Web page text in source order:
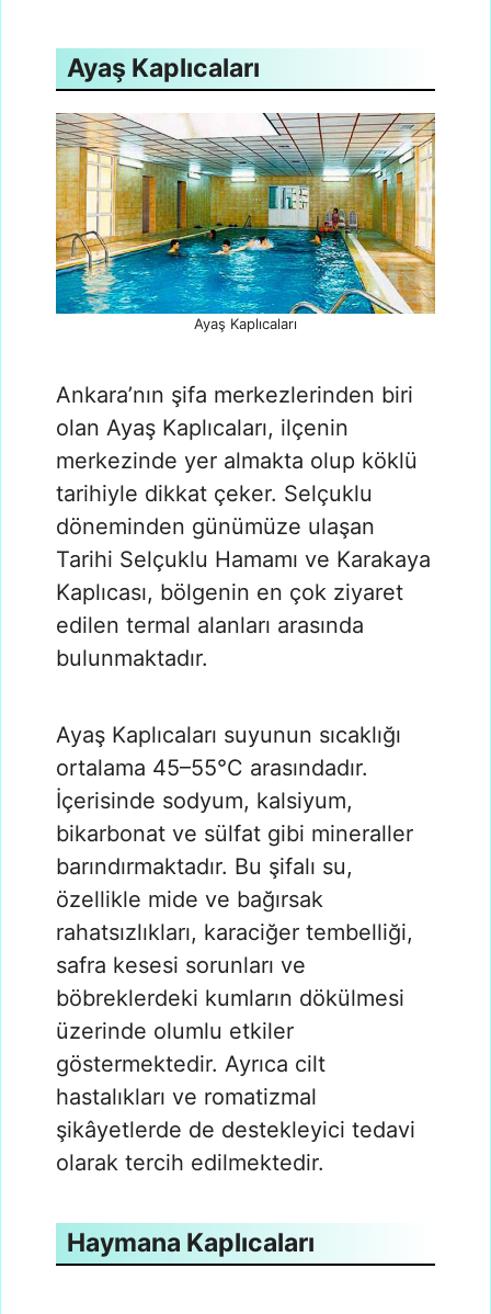
Ayaş Kaplıcaları
Ayaş Kaplıcaları
Ankara’nın şifa merkezlerinden biri
olan Ayaş Kaplıcaları, ilçenin
merkezinde yer almakta olup köklü
tarihiyle dikkat çeker. Selçuklu
döneminden günümüze ulaşan
Tarihi Selçuklu Hamamı ve Karakaya
Kaplıcası, bölgenin en çok ziyaret
edilen termal alanları arasında
bulunmaktadır.
Ayaş Kaplıcaları suyunun sıcaklığı
ortalama 45–55°C arasındadır.
İçerisinde sodyum, kalsiyum,
bikarbonat ve sülfat gibi mineraller
barındırmaktadır. Bu şifalı su,
özellikle mide ve bağırsak
rahatsızlıkları, karaciğer tembelliği,
safra kesesi sorunları ve
böbreklerdeki kumların dökülmesi
üzerinde olumlu etkiler
göstermektedir. Ayrıca cilt
hastalıkları ve romatizmal
şikâyetlerde de destekleyici tedavi
olarak tercih edilmektedir.
Haymana Kaplıcaları